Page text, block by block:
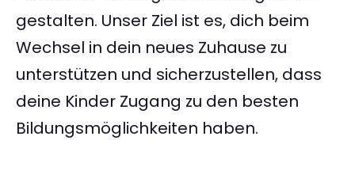
gestalten. Unser Ziel ist es, dich beim
Wechsel in dein neues Zuhause zu
unterstützen und sicherzustellen, dass
deine Kinder Zugang zu den besten
Bildungsmöglichkeiten haben.